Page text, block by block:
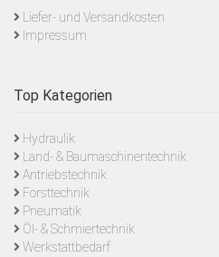
Liefer- und Versandkosten
Impressum
Top Kategorien
Hydraulik
Land- & Baumaschinentechnik
Antriebstechnik
Forsttechnik
Pneumatik
Öl- & Schmiertechnik
Werkstattbedarf